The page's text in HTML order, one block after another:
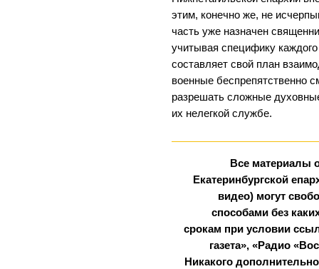
этим, конечно же, не
часть уже назначен
учитывая специфику
составляет свой план
военные беспрепятственно
разрешать сложные
их нелегкой службе.
Все материалы
Екатеринбургской
видео) могут
способами без
срокам при условии
газета», «Радио
Никакого